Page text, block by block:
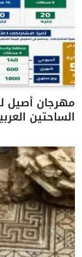
مهرجان أصيل
الساحتين